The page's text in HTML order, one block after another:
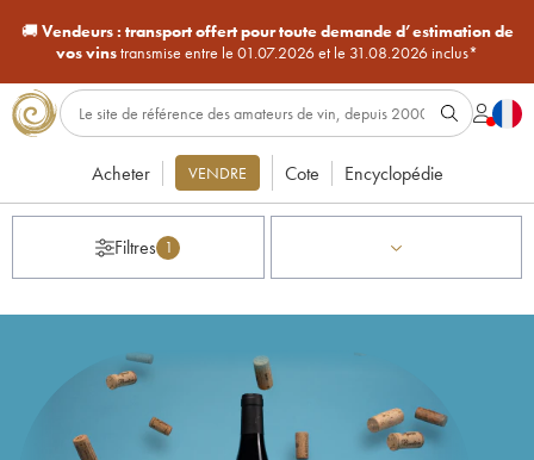
🚚Vendeurs : transport offert pour toute demande d’estimation de
vos vinstransmise entre le 01.07.2026 et le 31.08.2026 inclus*
Acheter VENDRE Cote Encyclopédie
Filtres 1